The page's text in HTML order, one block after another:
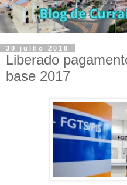
30 julho 2018
Liberado
base 2017